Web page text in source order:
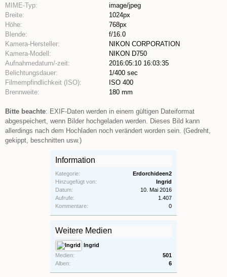
MIME-Typ:
image/jpeg
Breite:
1024px
Höhe:
768px
Blende:
f/16.0
Kamera-Hersteller:
NIKON CORPORATION
Kamera-Modell:
NIKON D750
Aufnahmedatum/-zeit:
2016:05:10 16:03:35
Belichtungsdauer:
1/400 sec
Filmempfindlichkeit (ISO):
ISO 400
Brennweite:
180 mm
Bitte beachte: EXIF-Daten werden in einem gültigen Dateiformat
abgespeichert, wenn Bilder hochgeladen werden. Dieses Bild kann
allerdings nach dem Hochladen noch verändert worden sein. (Gedreht,
gekippt, beschnitten usw.)
Information
Kategorie:
Erdorchideen2
Hinzugefügt von:
Ingrid
Datum:
10. Mai 2016
Aufrufe:
1.407
Kommentare:
0
Weitere Medien
Ingrid
Medien:
501
Alben:
6